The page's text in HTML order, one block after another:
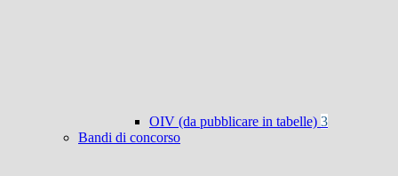
OIV (da pubblicare in tabelle) 3
Bandi di concorso